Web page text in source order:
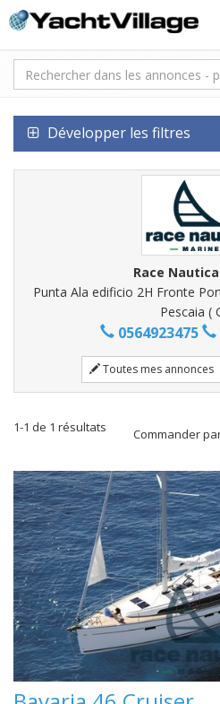
Développer les filtres
Race
Punta Ala edificio 2H Fronte
Pescaia (
0564923475
Toutes mes annonces
1-1 de 1 résultats Commander